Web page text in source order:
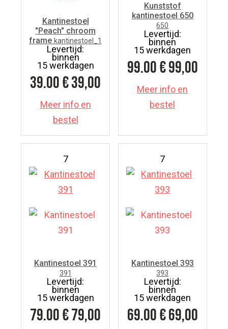
Kantinestoel
"Peach" chroom
framekantinestoel_1
Levertijd:
binnen
15 werkdagen
39.00€ 39,00
Meer info en
bestel
Kunststof
kantinestoel 650
650
Levertijd:
binnen
15 werkdagen
99.00€ 99,00
Meer info en
bestel
7
Kantinestoel 391
391
Levertijd:
binnen
15 werkdagen
79.00€ 79,00
7
Kantinestoel 393
393
Levertijd:
binnen
15 werkdagen
69.00€ 69,00